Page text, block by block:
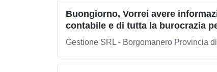
Buongiorno, Vorrei avere
contabile e di tutta la burocrazia
Gestione SRL - Borgomanero Provincia